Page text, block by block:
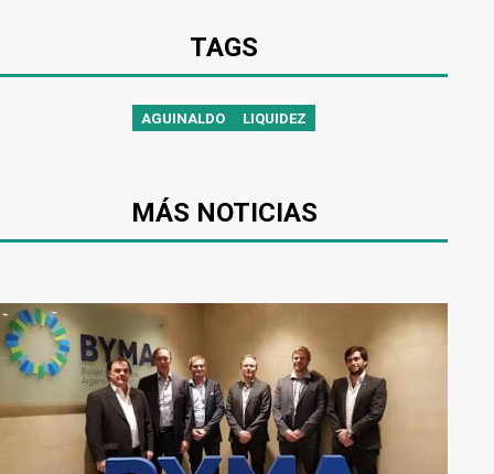
TAGS
AGUINALDO LIQUIDEZ
MÁS NOTICIAS